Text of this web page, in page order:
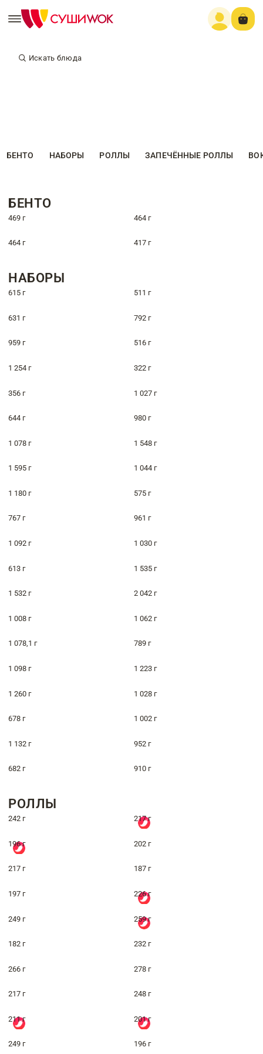
Искать блюда
БЕНТО НАБОРЫ РОЛЛЫ ЗАПЕЧЁННЫЕ РОЛЛЫ
БЕНТО
469 г 464 г
464 г 417 г
НАБОРЫ
615 г 511 г
631 г 792 г
959 г 516 г
1 254 г 322 г
356 г 1 027 г
644 г 980 г
1 078 г 1 548 г
1 595 г 1 044 г
1 180 г 575 г
767 г 961 г
1 092 г 1 030 г
613 г 1 535 г
1 532 г 2 042 г
1 008 г 1 062 г
1 078,1 г 789 г
1 098 г 1 223 г
1 260 г 1 028 г
678 г 1 002 г
1 132 г 952 г
682 г 910 г
РОЛЛЫ
242 г 217 г
196 г 202 г
217 г 187 г
197 г 226 г
249 г 259 г
182 г 232 г
266 г 278 г
217 г 248 г
211 г 201 г
249 г 196 г